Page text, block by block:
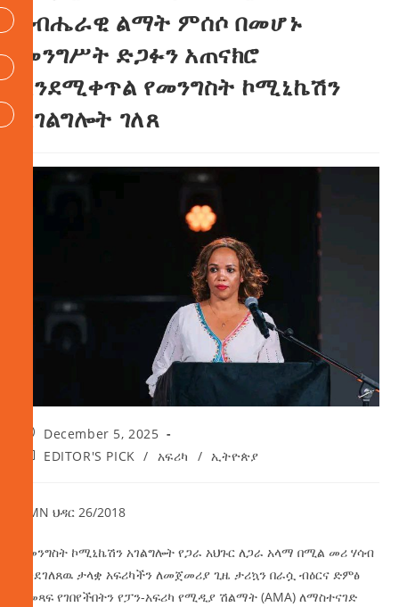
የብሔራዊ ልማት ምሰሶ በመሆኑ
መንግሥት ድጋፉን አጠናክሮ
እንደሚቀጥል የመንግስት ኮሚኒኬሽን
አገልግሎት ገለጸ
December 5, 2025
EDITOR'S PICK / አፍሪካ / ኢትዮጵያ
AMN ህዳር 26/2018
የመንግስት ኮሚኒኬሽን አገልግሎት የጋራ አህጉር ለጋራ አላማ በሚል መሪ ሃሳብ
እንደገለጸዉ ታላቋ አፍሪካችን ለመጀመሪያ ጊዜ ታሪኳን በራሷ ብዕርና ድምፅ
ለመጻፍ የገበየችበትን የፓን-አፍሪካ የሚዲያ ሽልማት (AMA) ለማስተናገድ